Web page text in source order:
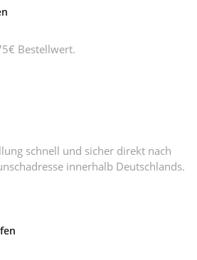
Bestellwert.
schnell und sicher direkt nach
innerhalb Deutschlands.